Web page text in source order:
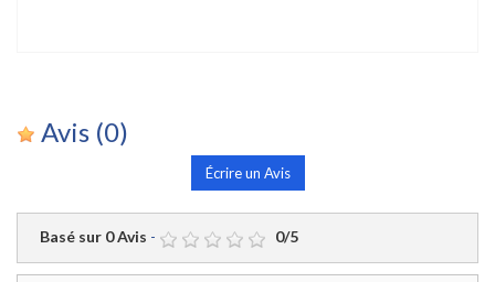
Avis (0)
Écrire un Avis
Basé sur 0Avis - 0/5